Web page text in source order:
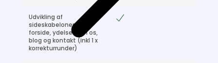
Udvikling af
sideskabeloner til
forside, ydelser, om os,
blog og kontakt (inkl 1 x
korrekturrunder)
Included